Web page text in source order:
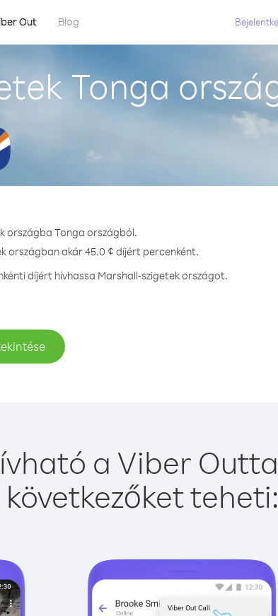
Out Blog
Tonga
országba Tonga országból.
országban akár 45.0 ¢ díjért percenként.
díjért hívhassa Marshall-szigetek országot.
a Viber
teheti: